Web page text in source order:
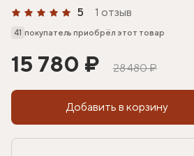
5 1 отзыв
41 покупатель приобрёл этот товар
15 780 ₽ 28 480 ₽
Добавить в корзину